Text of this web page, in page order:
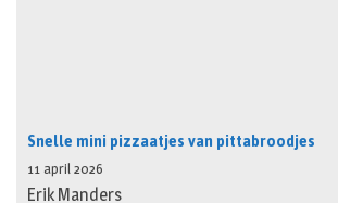
Snelle mini pizzaatjes van pittabroodjes
11 april 2026
Erik Manders